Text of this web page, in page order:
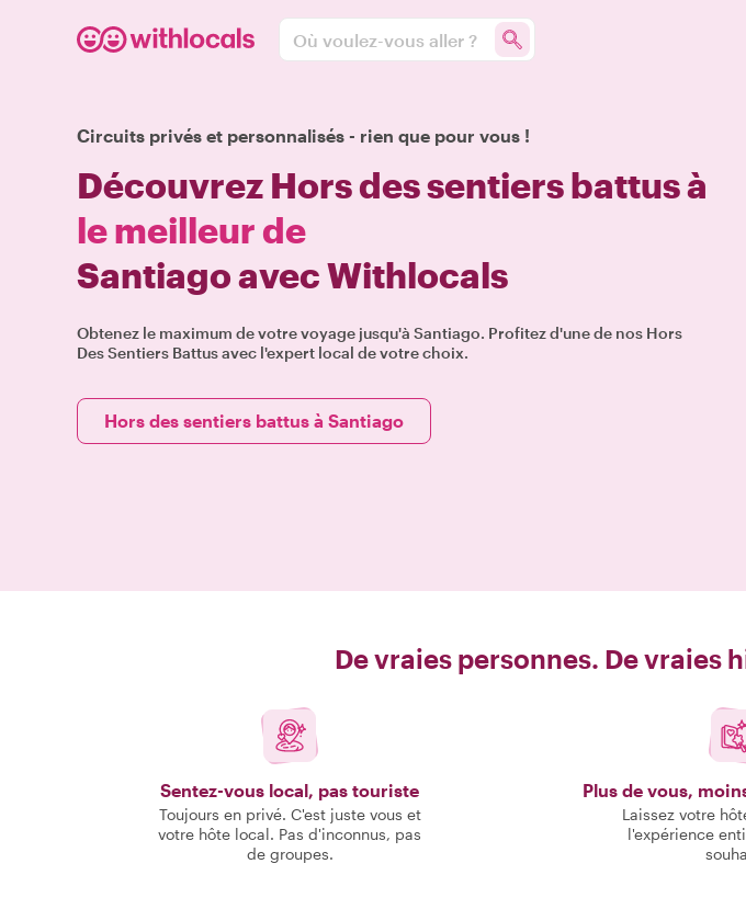
Où voulez-vous aller ?
Circuits privés et personnalisés - rien que pour vous !
Découvrez Hors des sentiers battus à
le meilleur de
Santiago avec Withlocals
Obtenez le maximum de votre voyage jusqu'à Santiago. Profitez d'une de nos Hors
Des Sentiers Battus avec l'expert local de votre choix.
Hors des sentiers battus à Santiago
De vraies personnes. De vraies
Sentez-vous local, pas touriste
Toujours en privé. C'est juste vous et
votre hôte local. Pas d'inconnus, pas
de groupes.
Plus de vous,
Laissez votre
l'expérience